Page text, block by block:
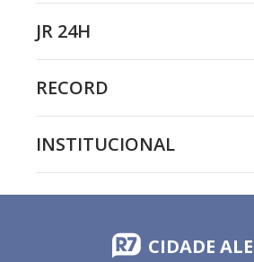
JR 24H
RECORD
INSTITUCIONAL
CIDADE